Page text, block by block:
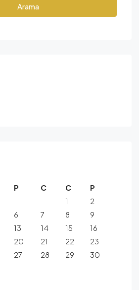
Arama
P C C
P
1
2
6 7 8
9
13 14 15
16
20 21 22
23
27 28 29
30